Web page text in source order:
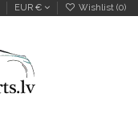
EUR € Wishlist (0)